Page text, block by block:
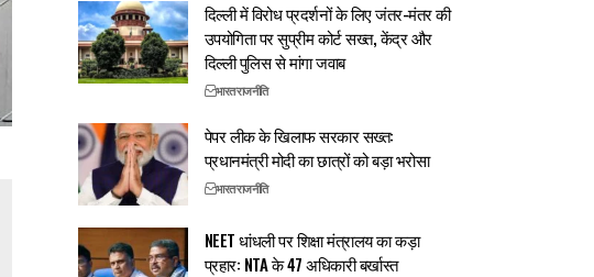
दिल्ली में विरोध प्रदर्शनों के लिए जंतर-मंतर की
उपयोगिता पर सुप्रीम कोर्ट सख्त, केंद्र और
दिल्ली पुलिस से मांगा जवाब
भारतराजनीति
पेपर लीक के खिलाफ सरकार सख्त:
प्रधानमंत्री मोदी का छात्रों को बड़ा भरोसा
भारतराजनीति
NEET धांधली पर शिक्षा मंत्रालय का कड़ा
प्रहार: NTA के 47 अधिकारी बर्खास्त